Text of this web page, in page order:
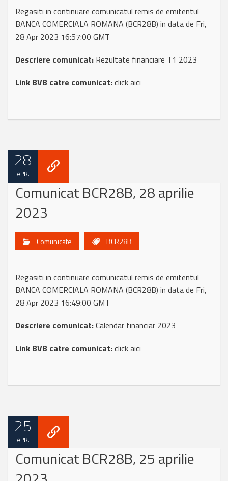
Regasiti in continuare comunicatul remis de emitentul
BANCA COMERCIALA ROMANA (BCR28B) in data de Fri,
28 Apr 2023 16:57:00 GMT
Descriere comunicat: Rezultate financiare T1 2023
Link BVB catre comunicat:click aici
28
APR.
Comunicat BCR28B, 28 aprilie
2023
Comunicate BCR28B
Regasiti in continuare comunicatul remis de emitentul
BANCA COMERCIALA ROMANA (BCR28B) in data de Fri,
28 Apr 2023 16:49:00 GMT
Descriere comunicat:Calendar financiar 2023
Link BVB catre comunicat:click aici
25
APR.
Comunicat BCR28B, 25 aprilie